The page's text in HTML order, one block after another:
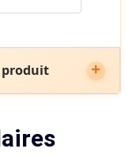
produit